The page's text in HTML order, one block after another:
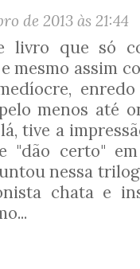
de 2013 às 21:44
livro que só
mesmo assim
menos até
tive a
"dão certo"
nessa
chata e